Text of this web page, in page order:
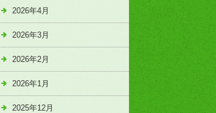
2026年4月
2026年3月
2026年2月
2026年1月
2025年12月